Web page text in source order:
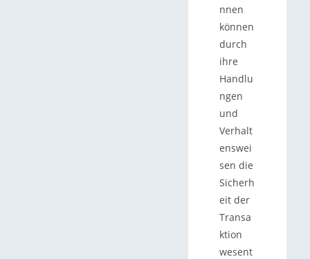
nnen
können
durch
ihre
Handlu
ngen
und
Verhalt
enswei
sen die
Sicherh
eit der
Transa
ktion
wesent